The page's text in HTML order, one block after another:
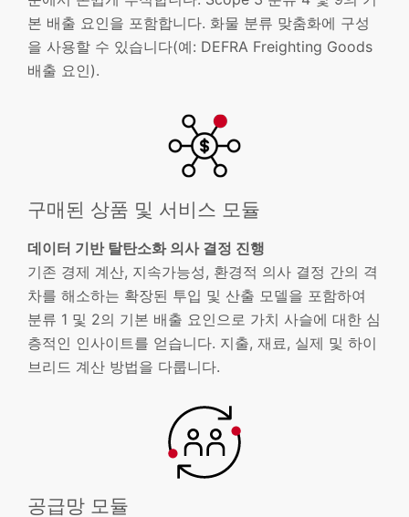
본 배출 요인을 포함합니다. 화물 분류 맞춤화에 구성
을 사용할 수 있습니다(예: DEFRA Freighting Goods
배출 요인).
구매된 상품 및 서비스 모듈
데이터 기반 탈탄소화 의사 결정 진행
기존 경제 계산, 지속가능성, 환경적 의사 결정 간의 격
차를 해소하는 확장된 투입 및 산출 모델을 포함하여
분류 1 및 2의 기본 배출 요인으로 가치 사슬에 대한 심
층적인 인사이트를 얻습니다. 지출, 재료, 실제 및 하이
브리드 계산 방법을 다룹니다.
공급망 모듈